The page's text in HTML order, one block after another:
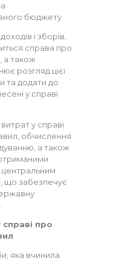
бюджету.
і зборів,
справа про
а також
розгляд цієї
та додати до
у справі
у справі
обчислення
а також
що забезпечує
справі про
яка вчинила